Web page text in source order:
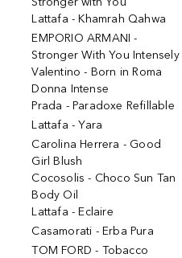
Lattafa - Khamrah Qahwa
EMPORIO ARMANI -
Stronger With You Intensely
Valentino - Born in Roma
Donna Intense
Prada - Paradoxe Refillable
Lattafa - Yara
Carolina Herrera - Good
Girl Blush
Cocosolis - Choco Sun Tan
Body Oil
Lattafa - Eclaire
Casamorati - Erba Pura
TOM FORD - Tobacco